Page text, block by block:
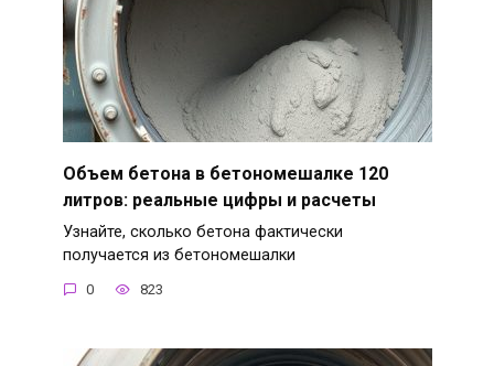
Объем бетона в бетономешалке 120
литров: реальные цифры и расчеты
Узнайте, сколько бетона фактически
получается из бетономешалки
0 823